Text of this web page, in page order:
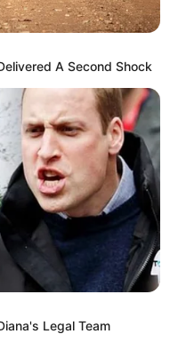
A Second Shock
Legal Team